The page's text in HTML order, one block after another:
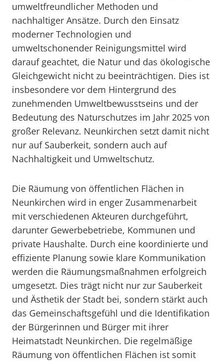
umweltfreundlicher Methoden und
nachhaltiger Ansätze. Durch den Einsatz
moderner Technologien und
umweltschonender Reinigungsmittel wird
darauf geachtet, die Natur und das ökologische
Gleichgewicht nicht zu beeinträchtigen. Dies ist
insbesondere vor dem Hintergrund des
zunehmenden Umweltbewusstseins und der
Bedeutung des Naturschutzes im Jahr 2025 von
großer Relevanz. Neunkirchen setzt damit nicht
nur auf Sauberkeit, sondern auch auf
Nachhaltigkeit und Umweltschutz.
Die Räumung von öffentlichen Flächen in
Neunkirchen wird in enger Zusammenarbeit
mit verschiedenen Akteuren durchgeführt,
darunter Gewerbebetriebe, Kommunen und
private Haushalte. Durch eine koordinierte und
effiziente Planung sowie klare Kommunikation
werden die Räumungsmaßnahmen erfolgreich
umgesetzt. Dies trägt nicht nur zur Sauberkeit
und Ästhetik der Stadt bei, sondern stärkt auch
das Gemeinschaftsgefühl und die Identifikation
der Bürgerinnen und Bürger mit ihrer
Heimatstadt Neunkirchen. Die regelmäßige
Räumung von öffentlichen Flächen ist somit